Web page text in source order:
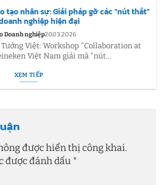
tạo nhân sự: Giải pháp gỡ các “nút thắt”
nghiệp hiện đại
Doanh nghiệp20.03.2026
Việt: Workshop “Collaboration at
Việt Nam giải mã “nút...
XEM TIẾP
được hiển thị công khai.
được đánh dấu *